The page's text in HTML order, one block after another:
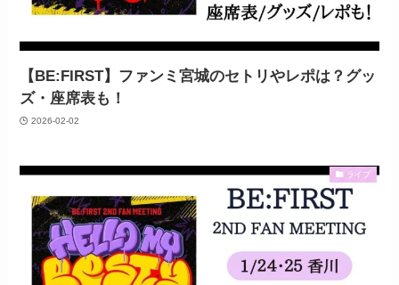
【BE:FIRST】ファンミ宮城のセトリやレポは？グッ
ズ・座席表も！
2026-02-02
ライブ